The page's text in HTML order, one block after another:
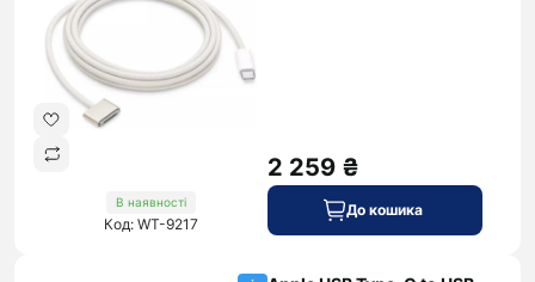
В наявності
Код: WT-9217
2 259 ₴
До кошика